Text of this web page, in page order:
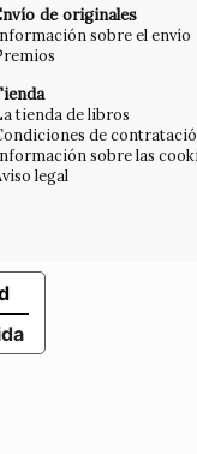
de originales
sobre el envío
tienda de libros
de
sobre las
legal